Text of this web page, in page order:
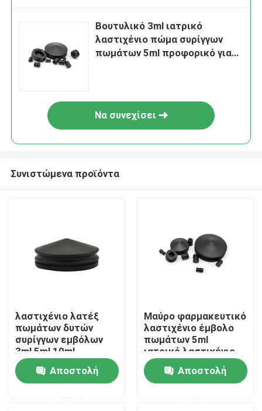
Αρχική Σελίδα
Προϊόντα
Βουτυλικό 3ml ιατρικό
λαστιχένιο πώμα συρίγγων
πωμάτων 5ml προφορικό για
Να συνεχίσει
Συνιστώμενα προϊόντα
λαστιχένιο λατέξ
πωμάτων δυτών
συρίγγων εμβόλων
3ml 5ml 10ml
ελεύθερο
Αποστολή
Μαύρο φαρμακευτικό
λαστιχένιο έμβολο
πωμάτων 5ml
ιατρικό λαστιχένιο
Αποστολή